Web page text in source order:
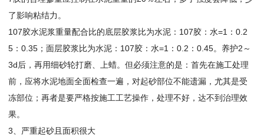
了影响粘结力。
107胶水泥浆重量配合比的底层胶浆比为水泥：107胶：水=1：0.2
5：0.35；面层胶浆比为水泥：107胶：水=1：0.2：0.45。养护2～
3d后，再用细砂轮打磨、上蜡。但必须注意的是：首先在施工处理
前，应将水泥地面全面检查一遍，对起砂部位不能遗漏，尤其是受
冻部位；再者是要严格按施工工艺操作，处理不好，达不到治理效
果。
3、严重起砂且面积很大